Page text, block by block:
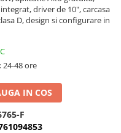
driver de 10", carcasa
D, design si configurare in
24-48 ore
IN COS
F